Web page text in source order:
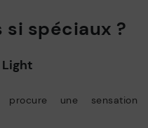
spéciaux ?
une sensation